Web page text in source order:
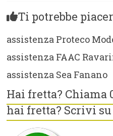
Ti potrebbe
assistenza Proteco
assistenza FAAC
assistenza Sea Fanano
Hai fretta? Chiama
hai fretta? Scrivi